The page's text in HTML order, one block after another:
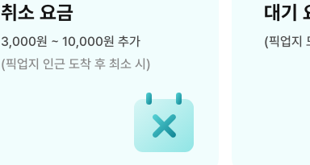
취소 요금
3,000원 ~ 10,000원 추가
(픽업지 인근 도착 후 최소 시)
대기
(픽업지